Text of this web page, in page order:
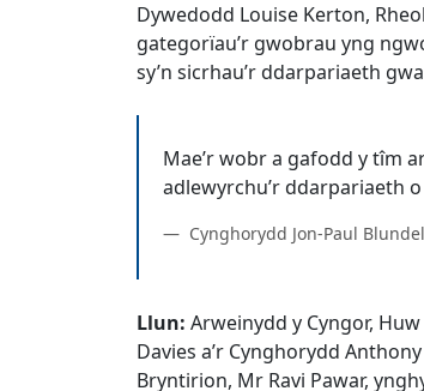
Dywedodd Louise Kerton,
gategorïau’r gwobrau yng
sy’n sicrhau’r ddarpariaeth
Mae’r wobr a gafodd y tîm
Cynghorydd Jon-Paul
Llun: Arweinydd y Cyngor,
Davies a’r Cynghorydd
Bryntirion, Mr Ravi Pawar,